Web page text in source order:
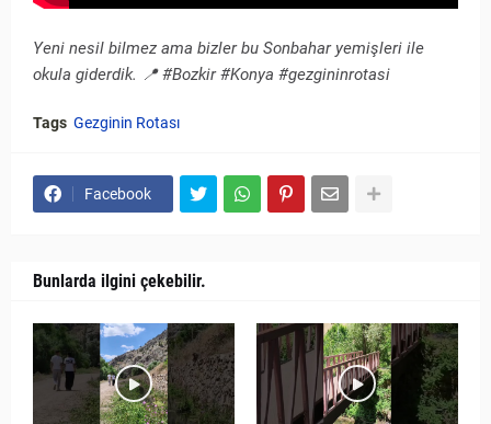
Yeni nesil bilmez ama bizler bu Sonbahar yemişleri ile
okula giderdik. 📍 #Bozkir #Konya #gezgininrotasi
Tags Gezginin Rotası
Facebook
Bunlarda ilgini çekebilir.